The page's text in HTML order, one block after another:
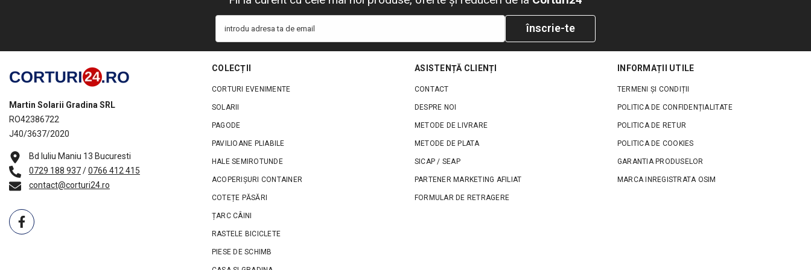
introdu adresa ta de email înscrie-te
Martin Solarii Gradina SRL
RO42386722
J40/3637/2020
Bd Iuliu Maniu 13 Bucuresti
0729 188 937/0766 412 415
contact@corturi24.ro
COLECȚII
CORTURI EVENIMENTE
SOLARII
PAGODE
PAVILIOANE PLIABILE
HALE SEMIROTUNDE
ACOPERIȘURI CONTAINER
COTEȚE PĂSĂRI
ȚARC CÂINI
RASTELE BICICLETE
PIESE DE SCHIMB
ASISTENȚĂ CLIENȚI
CONTACT
DESPRE NOI
METODE DE LIVRARE
METODE DE PLATA
SICAP / SEAP
PARTENER MARKETING AFILIAT
FORMULAR DE RETRAGERE
INFORMAȚII UTILE
TERMENI ȘI CONDIȚII
POLITICA DE CONFIDENȚIALITATE
POLITICA DE RETUR
POLITICA DE COOKIES
GARANTIA PRODUSELOR
MARCA INREGISTRATA OSIM